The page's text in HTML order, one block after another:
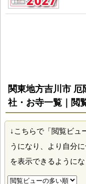
関東地方吉川市
社・お寺一覧｜閲
↓こちらで「閲覧ビュ
うになり、より自分
を表示できるように